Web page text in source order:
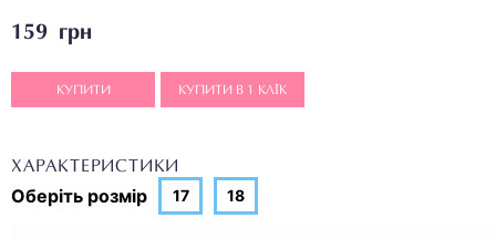
159 грн
КУПИТИ КУПИТИ В 1 КЛІК
ХАРАКТЕРИСТИКИ
Оберіть розмір 17 18